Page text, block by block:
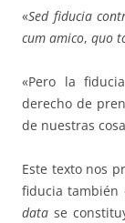
«Sed fiducia
cum ami­co, quo
«Pero la
derecho de
de nuestras
Este texto nos
fiducia tam­bién
data se